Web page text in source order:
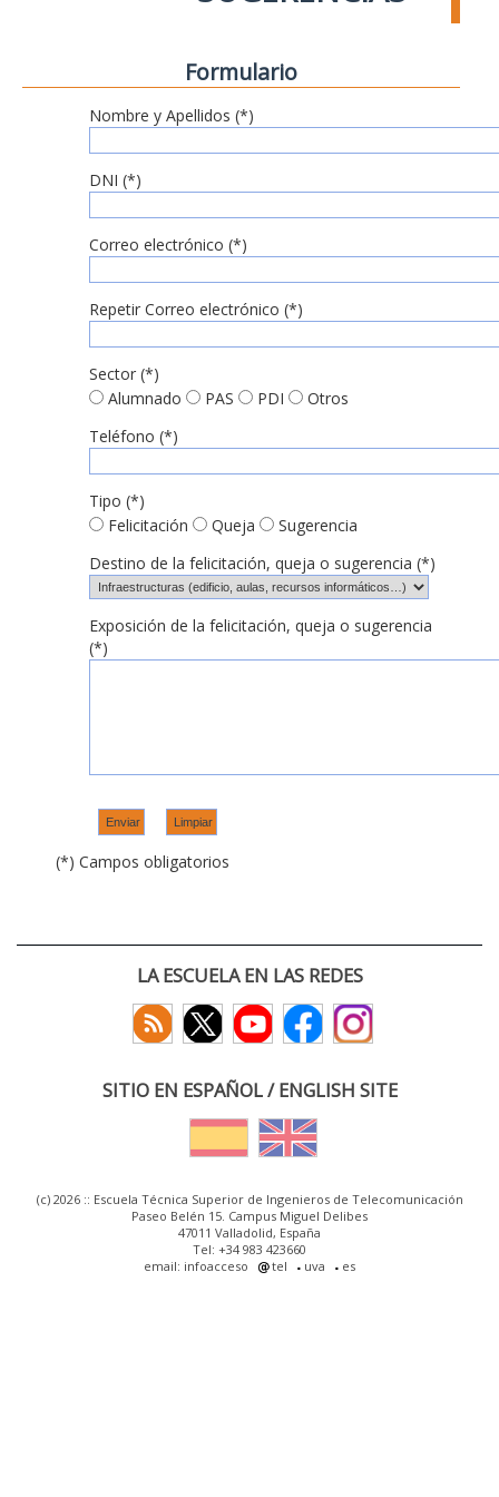
Formulario
Nombre y Apellidos (*)
DNI (*)
Correo electrónico (*)
Repetir Correo electrónico (*)
Sector (*)
Alumnado
PAS PDI
Otros
Teléfono (*)
Tipo (*)
Felicitación
Queja
Sugerencia
Destino de la felicitación, queja o sugerencia (*)
Exposición de la felicitación, queja o sugerencia
(*)
(*) Campos obligatorios
LA ESCUELA EN LAS REDES
SITIO EN ESPAÑOL / ENGLISH SITE
(c) 2026 :: Escuela Técnica Superior de Ingenieros de Telecomunicación
Paseo Belén 15. Campus Miguel Delibes
47011 Valladolid, España
Tel: +34 983 423660
email: infoacceso
tel uva es